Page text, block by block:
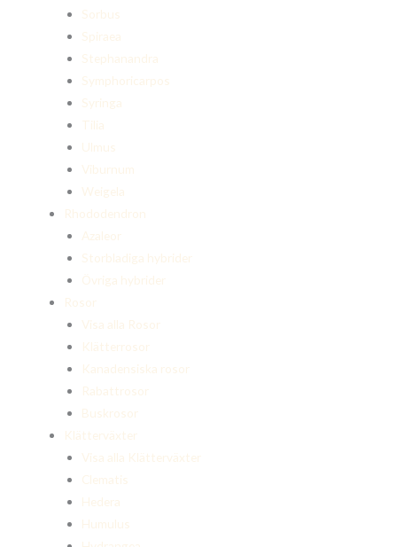
Sorbus
Spiraea
Stephanandra
Symphoricarpos
Syringa
Tilia
Ulmus
Viburnum
Weigela
Rhododendron
Azaleor
Storbladiga hybrider
Övriga hybrider
Rosor
Visa alla Rosor
Klätterrosor
Kanadensiska rosor
Rabattrosor
Buskrosor
Klätterväxter
Visa alla Klätterväxter
Clematis
Hedera
Humulus